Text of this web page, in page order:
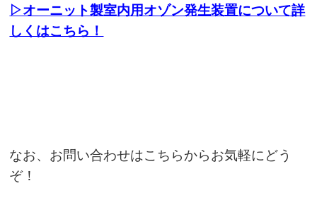
▷オーニット製室内用オゾン発生装置について詳
しくはこちら！
なお、お問い合わせはこちらからお気軽にどう
ぞ！